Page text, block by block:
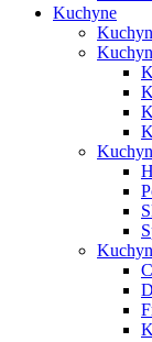
Kuchyne